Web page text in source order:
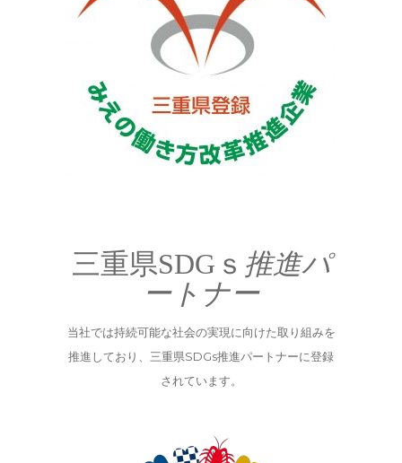
三重県SDGｓ 推進パ
ートナー
当社では持続可能な社会の実現に向けた取り組みを
推進しており、三重県SDGs推進パートナーに登録
されています。